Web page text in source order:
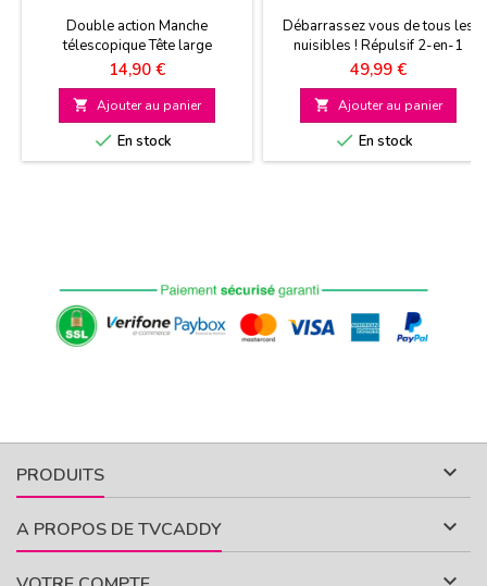
Double action Manche
télescopique Tête large
Prix
14,90 €
 Ajouter au panier
 En stock
Débarrassez vous de tous les
nuisibles ! Répulsif 2-en-1
Nuisibles rampants et volants
Couvre une large surface
Prix
49,99 €
 Ajouter au panier
 En stock
PRODUITS 
A PROPOS DE TVCADDY 